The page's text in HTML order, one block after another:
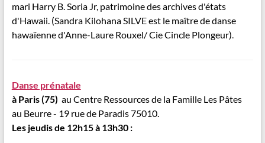
mari Harry B. Soria Jr, patrimoine des archives d'états
d'Hawaii. (Sandra Kilohana SILVE est le maître de danse
hawaïenne d'Anne-Laure Rouxel/ Cie Cincle Plongeur).
Danse prénatale
à Paris (75) au Centre Ressources de la Famille Les Pâtes
au Beurre - 19 rue de Paradis 75010.
Les jeudis de 12h15 à 13h30 :